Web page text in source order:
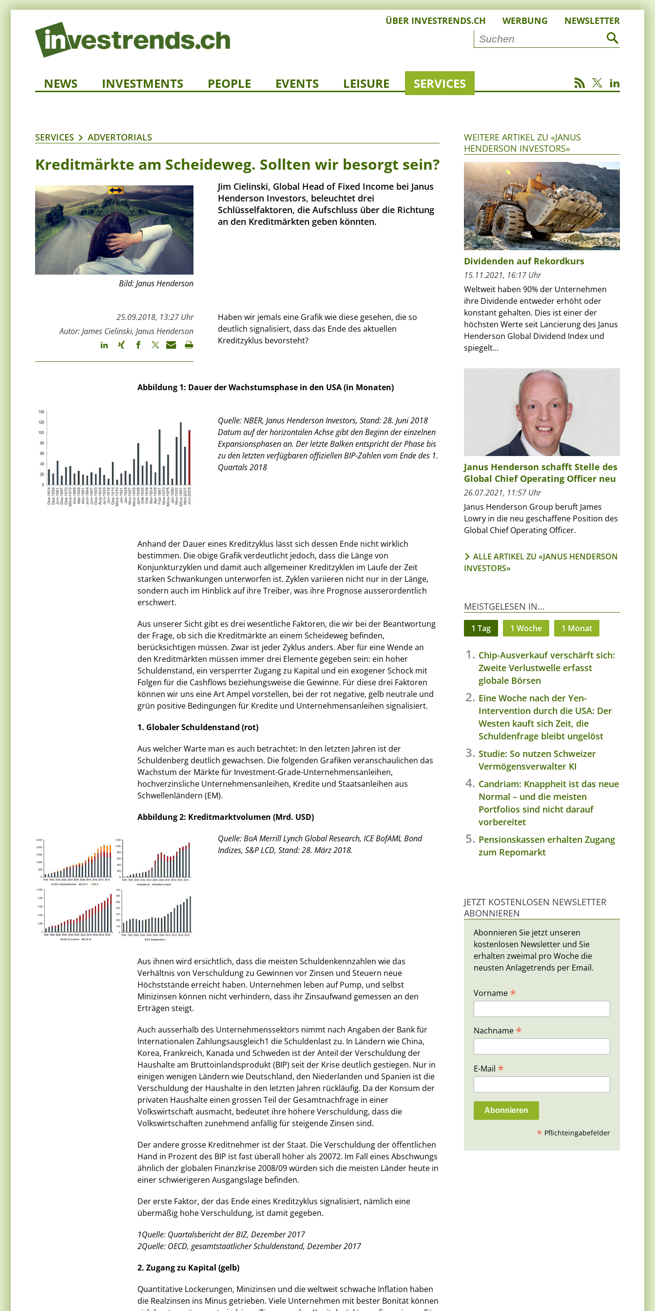
ÜBER INVESTRENDS.CH WERBUNG NEWSLETTER
NEWS INVESTMENTS PEOPLE EVENTS LEISURE SERVICES
SERVICES ADVERTORIALS
Kreditmärkte am Scheideweg. Sollten wir besorgt sein?
Bild: Janus Henderson
Jim Cielinski, Global Head of Fixed Income bei Janus
Henderson Investors, beleuchtet drei
Schlüsselfaktoren, die Aufschluss über die Richtung
an den Kreditmärkten geben könnten.
25.09.2018, 13:27 Uhr
Autor: James Cielinski, Janus Henderson
Haben wir jemals eine Grafik wie diese gesehen, die so
deutlich signalisiert, dass das Ende des aktuellen
Kreditzyklus bevorsteht?
Abbildung 1: Dauer der Wachstumsphase in den USA (in Monaten)
Quelle:NBER, Janus Henderson Investors, Stand: 28. Juni 2018
Datum auf der horizontalen Achse gibt den Beginn der einzelnen
Expansionsphasen an. Der letzte Balken entspricht der Phase bis
zu den letzten verfügbaren offiziellen BIP-Zahlen vom Ende des 1.
Quartals 2018
Anhand der Dauer eines Kreditzyklus lässt sich dessen Ende nicht wirklich
bestimmen. Die obige Grafik verdeutlicht jedoch, dass die Länge von
Konjunkturzyklen und damit auch allgemeiner Kreditzyklen im Laufe der Zeit
starken Schwankungen unterworfen ist. Zyklen variieren nicht nur in der Länge,
sondern auch im Hinblick auf ihre Treiber, was ihre Prognose ausserordentlich
erschwert.
Aus unserer Sicht gibt es drei wesentliche Faktoren, die wir bei der Beantwortung
der Frage, ob sich die Kreditmärkte an einem Scheideweg befinden,
berücksichtigen müssen. Zwar ist jeder Zyklus anders. Aber für eine Wende an
den Kreditmärkten müssen immer drei Elemente gegeben sein: ein hoher
Schuldenstand, ein versperrter Zugang zu Kapital und ein exogener Schock mit
Folgen für die Cashflows beziehungsweise die Gewinne. Für diese drei Faktoren
können wir uns eine Art Ampel vorstellen, bei der rot negative, gelb neutrale und
grün positive Bedingungen für Kredite und Unternehmensanleihen signalisiert.
1. Globaler Schuldenstand (rot)
Aus welcher Warte man es auch betrachtet: In den letzten Jahren ist der
Schuldenberg deutlich gewachsen. Die folgenden Grafiken veranschaulichen das
Wachstum der Märkte für Investment-Grade-Unternehmensanleihen,
hochverzinsliche Unternehmensanleihen, Kredite und Staatsanleihen aus
Schwellenländern (EM).
Abbildung 2: Kreditmarktvolumen (Mrd. USD)
Quelle: BoA Merrill Lynch Global Research, ICE BofAML Bond
Indizes, S&P LCD, Stand: 28. März 2018.
Aus ihnen wird ersichtlich, dass die meisten Schuldenkennzahlen wie das
Verhältnis von Verschuldung zu Gewinnen vor Zinsen und Steuern neue
Höchststände erreicht haben. Unternehmen leben auf Pump, und selbst
Minizinsen können nicht verhindern, dass ihr Zinsaufwand gemessen an den
Erträgen steigt.
Auch ausserhalb des Unternehmenssektors nimmt nach Angaben der Bank für
Internationalen Zahlungsausgleich1 die Schuldenlast zu. In Ländern wie China,
Korea, Frankreich, Kanada und Schweden ist der Anteil der Verschuldung der
Haushalte am Bruttoinlandsprodukt (BIP) seit der Krise deutlich gestiegen. Nur in
einigen wenigen Ländern wie Deutschland, den Niederlanden und Spanien ist die
Verschuldung der Haushalte in den letzten Jahren rückläufig. Da der Konsum der
privaten Haushalte einen grossen Teil der Gesamtnachfrage in einer
Volkswirtschaft ausmacht, bedeutet ihre höhere Verschuldung, dass die
Volkswirtschaften zunehmend anfällig für steigende Zinsen sind.
Der andere grosse Kreditnehmer ist der Staat. Die Verschuldung der öffentlichen
Hand in Prozent des BIP ist fast überall höher als 20072. Im Fall eines Abschwungs
ähnlich der globalen Finanzkrise 2008/09 würden sich die meisten Länder heute in
einer schwierigeren Ausgangslage befinden.
Der erste Faktor, der das Ende eines Kreditzyklus signalisiert, nämlich eine
übermäßig hohe Verschuldung, ist damit gegeben.
1Quelle: Quartalsbericht der BIZ, Dezember 2017
2Quelle: OECD, gesamtstaatlicher Schuldenstand, Dezember 2017
2. Zugang zu Kapital (gelb)
Quantitative Lockerungen, Minizinsen und die weltweit schwache Inflation haben
die Realzinsen ins Minus getrieben. Viele Unternehmen mit bester Bonität können
WEITERE ARTIKEL ZU «JANUS
HENDERSON INVESTORS»
Dividenden auf Rekordkurs
15.11.2021, 16:17 Uhr
Weltweit haben 90% der Unternehmen
ihre Dividende entweder erhöht oder
konstant gehalten. Dies ist einer der
höchsten Werte seit Lancierung des Janus
Henderson Global Dividend Index und
spiegelt...
Janus Henderson schafft Stelle des
Global Chief Operating Officer neu
26.07.2021, 11:57 Uhr
Janus Henderson Group beruft James
Lowry in die neu geschaffene Position des
Global Chief Operating Officer.
ALLE ARTIKEL ZU «JANUS HENDERSON
INVESTORS»
MEISTGELESEN IN...
1 Tag 1 Woche 1 Monat
Chip-Ausverkauf verschärft sich:
Zweite Verlustwelle erfasst
globale Börsen
Eine Woche nach der Yen-
Intervention durch die USA: Der
Westen kauft sich Zeit, die
Schuldenfrage bleibt ungelöst
Studie: So nutzen Schweizer
Vermögensverwalter KI
Candriam: Knappheit ist das neue
Normal – und die meisten
Portfolios sind nicht darauf
vorbereitet
Pensionskassen erhalten Zugang
zum Repomarkt
JETZT KOSTENLOSEN NEWSLETTER
ABONNIEREN
Abonnieren Sie jetzt unseren
kostenlosen Newsletter und Sie
erhalten zweimal pro Woche die
neusten Anlagetrends per Email.
Vorname *
Nachname *
E-Mail *
* Pflichteingabefelder